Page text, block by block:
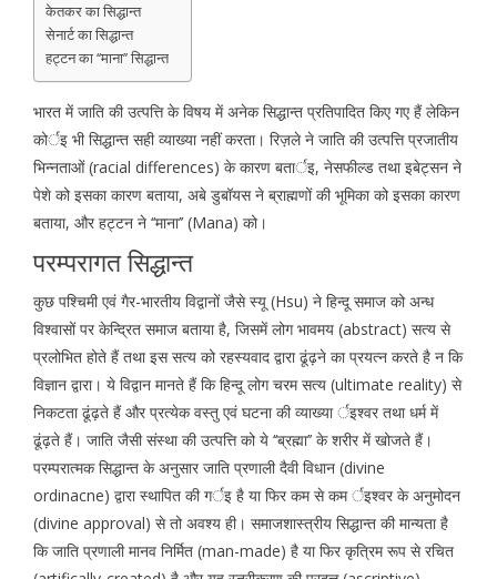
केतकर का सिद्धान्त
सेनार्ट का सिद्धान्त
हट्टन का ‘‘माना’’ सिद्धान्त
भारत में जाति की उत्पत्ति के विषय में अनेक सिद्धान्त प्रतिपादित किए गए हैं लेकिन
कोर्इ भी सिद्धान्त सही व्याख्या नहीं करता। रिज़ले ने जाति की उत्पत्ति प्रजातीय
भिन्नताओं (racial differences) के कारण बतार्इ, नेसफील्ड तथा इबेट्सन ने
पेशे को इसका कारण बताया, अबे डुबॉयस ने ब्राह्मणों की भूमिका को इसका कारण
बताया, और हट्टन ने ‘‘माना’’ (Mana) को।
परम्परागत सिद्धान्त
कुछ पश्चिमी एवं गैर-भारतीय विद्वानों जैसे स्यू (Hsu) ने हिन्दू समाज को अन्ध
विश्वासों पर केन्द्रित समाज बताया है, जिसमें लोग भावमय (abstract) सत्य से
प्रलोभित होते हैं तथा इस सत्य को रहस्यवाद द्वारा ढूंढ़ने का प्रयत्न करते है न कि
विज्ञान द्वारा। ये विद्वान मानते हैं कि हिन्दू लोग चरम सत्य (ultimate reality) से
निकटता ढूंढ़ते हैं और प्रत्येक वस्तु एवं घटना की व्याख्या र्इश्वर तथा धर्म में
ढूंढ़ते हैं। जाति जैसी संस्था की उत्पत्ति को ये ‘‘ब्रह्मा’’ के शरीर में खोजते हैं।
परम्परात्मक सिद्धान्त के अनुसार जाति प्रणाली दैवी विधान (divine
ordinacne) द्वारा स्थापित की गर्इ है या फिर कम से कम र्इश्वर के अनुमोदन
(divine approval) से तो अवश्य ही। समाजशास्त्रीय सिद्धान्त की मान्यता है
कि जाति प्रणाली मानव निर्मित (man-made) है या फिर कृत्रिम रूप से रचित